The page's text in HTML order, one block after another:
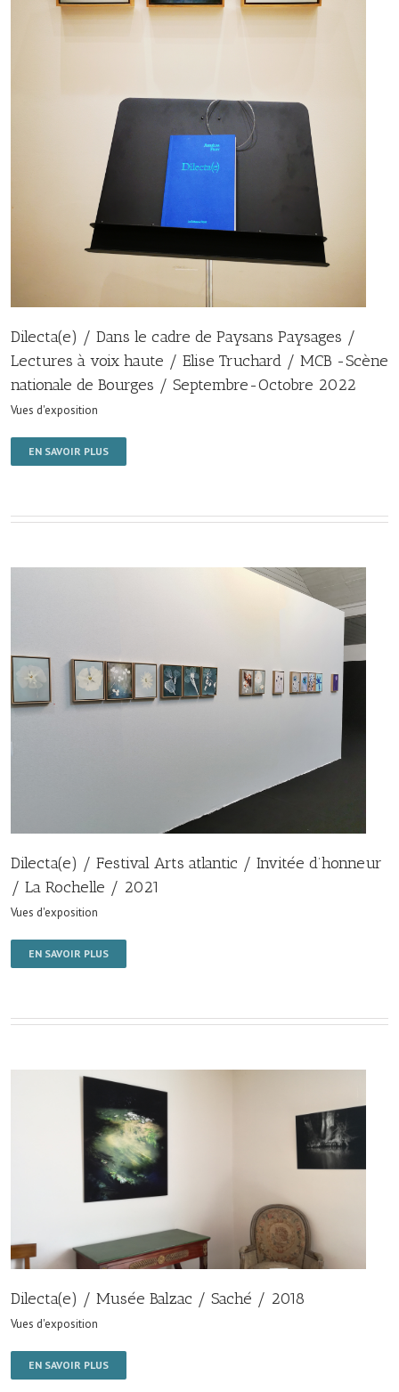
Dilecta(e) / Dans le cadre de Paysans Paysages /
Lectures à voix haute / Elise Truchard / MCB -Scène
nationale de Bourges / Septembre-Octobre 2022
Vues d'exposition
EN SAVOIR PLUS
Dilecta(e) / Festival Arts atlantic / Invitée d’honneur
/ La Rochelle / 2021
Vues d'exposition
EN SAVOIR PLUS
Dilecta(e) / Musée Balzac / Saché / 2018
Vues d'exposition
EN SAVOIR PLUS